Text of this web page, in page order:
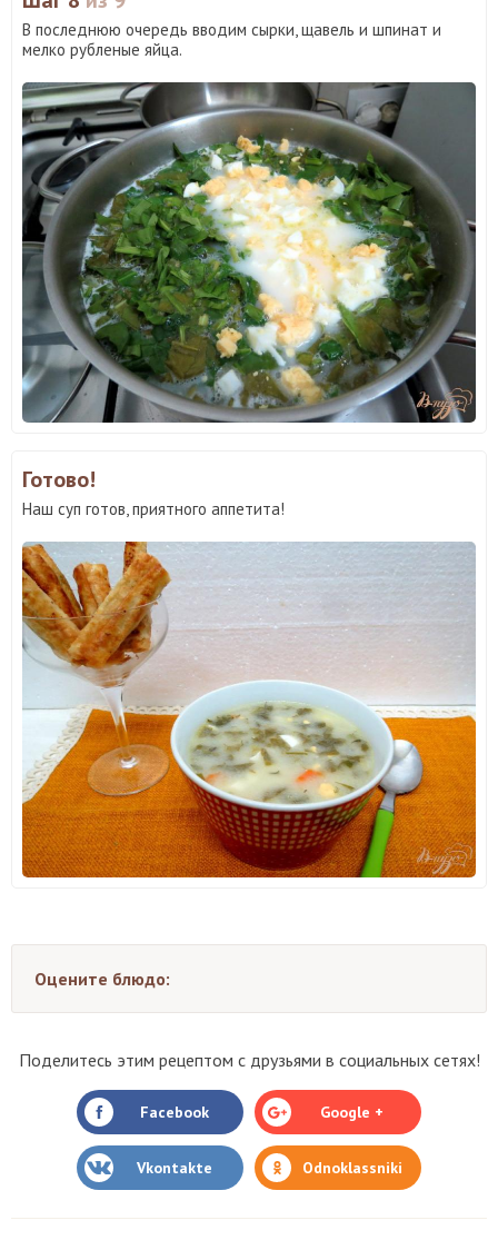
В последнюю очередь вводим сырки, щавель и шпинат и
мелко рубленые яйца.
Готово!
Наш суп готов, приятного аппетита!
Оцените блюдо:
Поделитесь этим рецептом с друзьями в социальных сетях!
Facebook Google +
Vkontakte Odnoklassniki